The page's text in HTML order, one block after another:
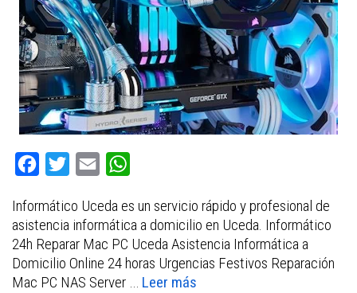
c
e
b
o
i
t
e
a
l
a
t
s
A
Informático Uceda es un servicio rápido y profesional de
asistencia informática a domicilio en Uceda. Informático
24h Reparar Mac PC Uceda Asistencia Informática a
Domicilio Online 24 horas Urgencias Festivos Reparación
Mac PC NAS Server … Leer más